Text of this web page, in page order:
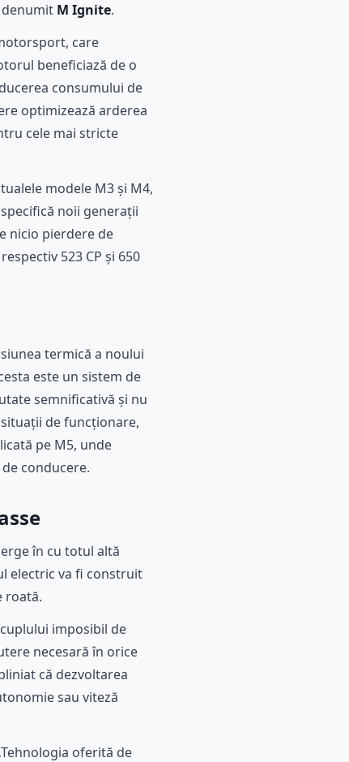
M Ignite.
care
beneficiază de o
consumului de
optimizează arderea
cele mai stricte
modele M3 și M4,
noii generații
nicio pierdere de
523 CP și 650
termică a noului
este un sistem de
semnificativă și nu
de funcționare,
pe M5, unde
conducere.
în cu totul altă
electric va fi construit
roată.
imposibil de
necesară în orice
că dezvoltarea
sau viteză
oferită de